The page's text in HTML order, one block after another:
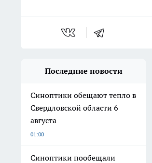
Последние новости
Синоптики обещают тепло в
Свердловской области 6
августа
01:00
Синоптики пообещали